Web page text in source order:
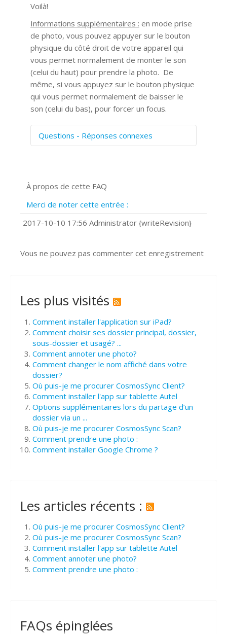
Voilà!
Informations supplémentaires : en mode prise
de photo, vous pouvez appuyer sur le bouton
physique du côté droit de votre appareil qui
vous permet normalement de monter le son
(celui du haut) pour prendre la photo. De
même, si vous appuyez sur le bouton physique
qui vous permet normalement de baisser le
son (celui du bas), pour forcer un focus.
Questions - Réponses connexes
Prise de vue 360°
?
Comment installer Google Chrome ?
À propos de cette FAQ
Merci de noter cette entrée :
2017-10-10 17:56 Administrator {writeRevision}
Vous ne pouvez pas commenter cet enregistrement
Les plus visités
Comment installer l'application sur iPad?
Comment choisir ses dossier principal, dossier,
sous-dossier et usagé? ...
Comment annoter une photo?
Comment changer le nom affiché dans votre
dossier?
Où puis-je me procurer CosmosSync Client?
Comment installer l'app sur tablette Autel
Options supplémentaires lors du partage d’un
dossier via un ...
Où puis-je me procurer CosmosSync Scan?
Comment prendre une photo :
Comment installer Google Chrome ?
Les articles récents :
Où puis-je me procurer CosmosSync Client?
Où puis-je me procurer CosmosSync Scan?
Comment installer l'app sur tablette Autel
Comment annoter une photo?
Comment prendre une photo :
FAQs épinglées